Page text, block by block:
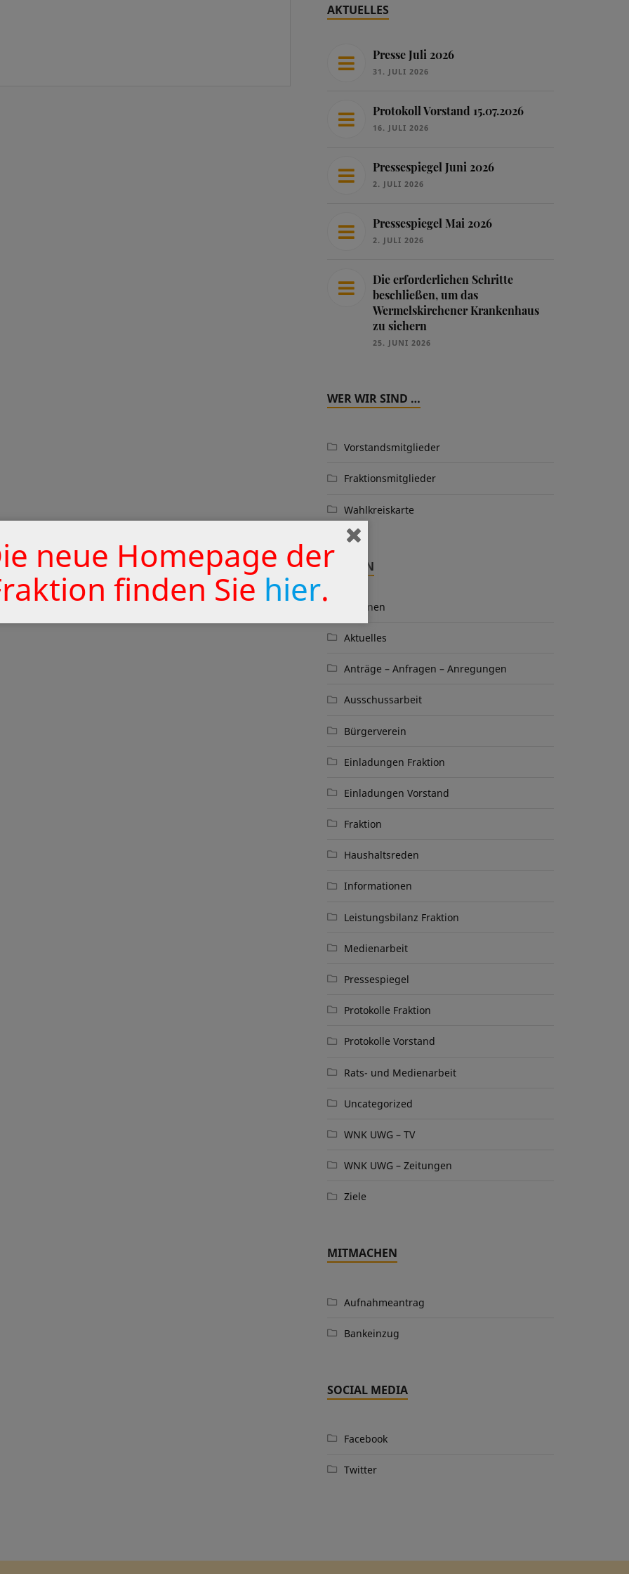
AKTUELLES
Presse Juli 2026
31. JULI 2026
Protokoll Vorstand 15.07.2026
16. JULI 2026
Pressespiegel Juni 2026
2. JULI 2026
Pressespiegel Mai 2026
2. JULI 2026
Die erforderlichen Schritte
beschließen, um das
Wermelskirchener Krankenhaus
zu sichern
25. JUNI 2026
WER WIR SIND …
Vorstandsmitglieder
Fraktionsmitglieder
Wahlkreiskarte
THEMEN
Aktionen
Aktuelles
Anträge – Anfragen – Anregungen
Ausschussarbeit
Bürgerverein
Einladungen Fraktion
Einladungen Vorstand
Fraktion
Haushaltsreden
Informationen
Leistungsbilanz Fraktion
Medienarbeit
Pressespiegel
Protokolle Fraktion
Protokolle Vorstand
Rats- und Medienarbeit
Uncategorized
WNK UWG – TV
WNK UWG – Zeitungen
Ziele
MITMACHEN
Aufnahmeantrag
Bankeinzug
SOCIAL MEDIA
Facebook
Twitter
neue Homepage der
finden Sie hier.